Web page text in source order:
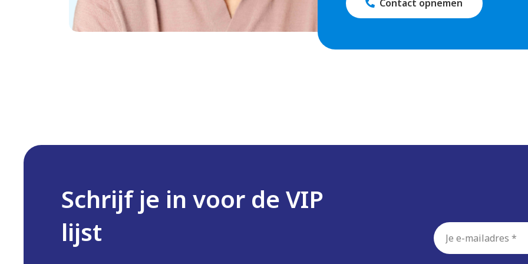
gegeven door je eigen professionele collega’s.
Jij houdt van getallen én hebt interesse in techniek. Je wilt jezelf graag ontwikkelen en denkt altijd in
sterk, waardoor je makkelijk contact legt met bijvoorbeeld leveranciers om kennis te delen en samen te werken.
werk je graag samen met collega’s om resultaten te behalen. Verder heb je:
Mbo- of hbo-niveau.
Contact opnemen
Schrijf je in voor de VIP
lijst
E-
mailadres